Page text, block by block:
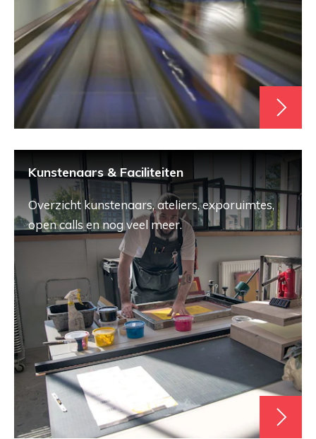
Kunstenaars & Faciliteiten
Overzicht kunstenaars, ateliers, exporuimtes,
open calls en nog veel meer.